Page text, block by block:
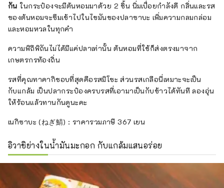
กัน ในกระป๋องจะมีต้นหอมมาด้วย 2 ชิ้น นิ่มเปื่อยกำลังดี กลิ่นและรส
ของต้นหอมจะซึมเข้าไปในไขมันของปลาซาบะ เพิ่มความกลมกล่อม
และหอมหวลในทุกคำ
ความพิถีพิถันไม่ได้มีแค่ปลาเท่านั้น ต้นหอมที่ใช้ก็ส่งตรงมาจาก
เกษตรกรท้องถิ่น
รสที่คุณทาคากิชอบที่สุดคือรสมิโซะ ส่วนรสเกลือนี่เหมาะจะเป็น
กับแกล้ม เป็นปลากระป๋องครบรสที่เอามาเป็นกับข้าวได้ทันที ลองอุ่น
ให้ร้อนแล้วทานกันดูนะคะ
เนกิซาบะ (ねぎ鯖) : ราคารวมภาษี 367 เยน
อิวาชิย่างในน้ำมันมะกอก กับแกล้มแสนอร่อย